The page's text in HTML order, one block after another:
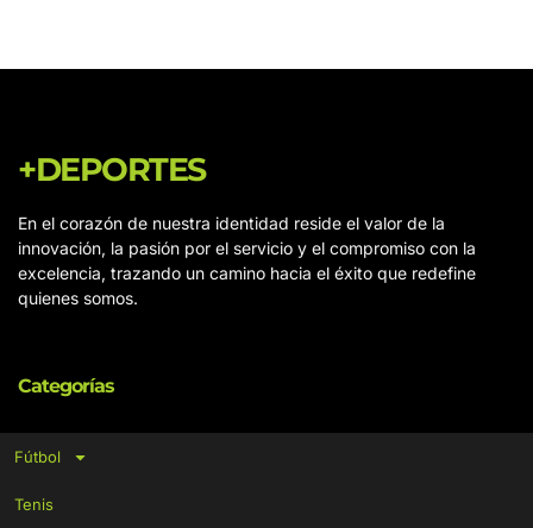
+DEPORTES
En el corazón de nuestra identidad reside el valor de la
innovación, la pasión por el servicio y el compromiso con la
excelencia, trazando un camino hacia el éxito que redefine
quienes somos.
Categorías
Fútbol
Tenis